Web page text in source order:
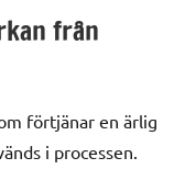
från
förtjänar en ärlig
i processen.